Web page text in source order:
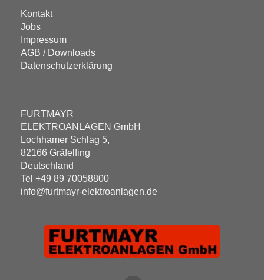
Kontakt
Jobs
Impressum
AGB / Downloads
Datenschutzerklärung
FURTMAYR
ELEKTROANLAGEN GmbH
Lochhamer Schlag 5,
82166 Gräfelfing
Deutschland
Tel +49 89 70058800
info@furtmayr-elektroanlagen.de